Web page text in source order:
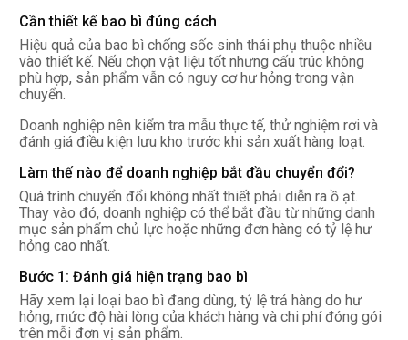
Cần thiết kế bao bì đúng cách
Hiệu quả của bao bì chống sốc sinh thái phụ thuộc nhiều
vào thiết kế. Nếu chọn vật liệu tốt nhưng cấu trúc không
phù hợp, sản phẩm vẫn có nguy cơ hư hỏng trong vận
chuyển.
Doanh nghiệp nên kiểm tra mẫu thực tế, thử nghiệm rơi và
đánh giá điều kiện lưu kho trước khi sản xuất hàng loạt.
Làm thế nào để doanh nghiệp bắt đầu chuyển đổi?
Quá trình chuyển đổi không nhất thiết phải diễn ra ồ ạt.
Thay vào đó, doanh nghiệp có thể bắt đầu từ những danh
mục sản phẩm chủ lực hoặc những đơn hàng có tỷ lệ hư
hỏng cao nhất.
Bước 1: Đánh giá hiện trạng bao bì
Hãy xem lại loại bao bì đang dùng, tỷ lệ trả hàng do hư
hỏng, mức độ hài lòng của khách hàng và chi phí đóng gói
trên mỗi đơn vị sản phẩm.